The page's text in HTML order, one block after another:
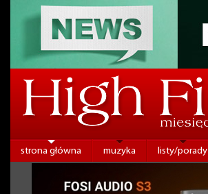
strona główna muzyka listy/porady